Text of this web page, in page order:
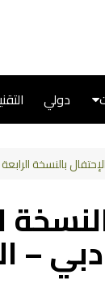
دولي
الإحتفال بالنسخة
–